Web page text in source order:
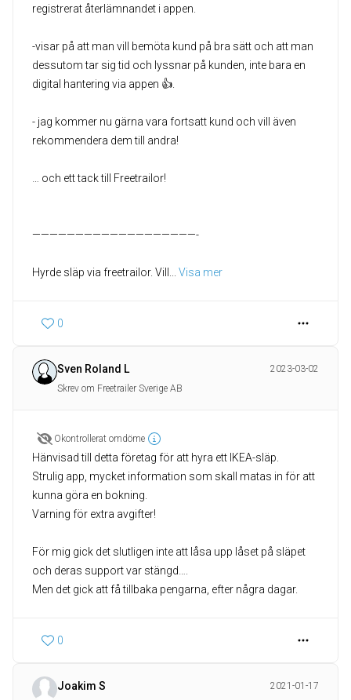
registrerat återlämnandet i appen.
-visar på att man vill bemöta kund på bra sätt och att man
dessutom tar sig tid och lyssnar på kunden, inte bara en
digital hantering via appen 👍.
- jag kommer nu gärna vara fortsatt kund och vill även
rekommendera dem till andra!
… och ett tack till Freetrailor!
———————————————————-
Hyrde släp via freetrailor. Vill Visa mer
0
Sven Roland L
2023-03-02
Skrev om Freetrailer Sverige AB
Okontrollerat omdöme
Hänvisad till detta företag för att hyra ett IKEA-släp.
Strulig app, mycket information som skall matas in för att
kunna göra en bokning.
Varning för extra avgifter!
För mig gick det slutligen inte att låsa upp låset på släpet
och deras support var stängd….
0
Joakim S 2021-01-17